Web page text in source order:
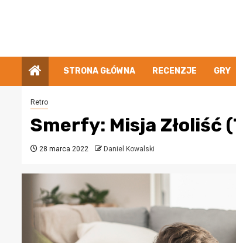
STRONA GŁÓWNA RECENZJE GRY
Retro
Smerfy: Misja Złoliść
28 marca 2022 Daniel Kowalski